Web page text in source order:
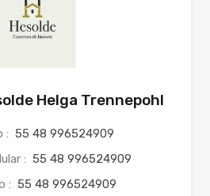
Helga Trennepohl
: 55 48 996524909
: 55 48 996524909
: 55 48 996524909